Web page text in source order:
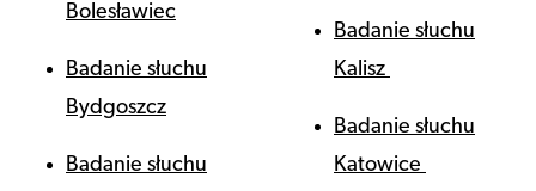
Bolesławiec
Badanie słuchu
Bydgoszcz
Badanie słuchu
Badanie słuchu
Kalisz
Badanie słuchu
Katowice